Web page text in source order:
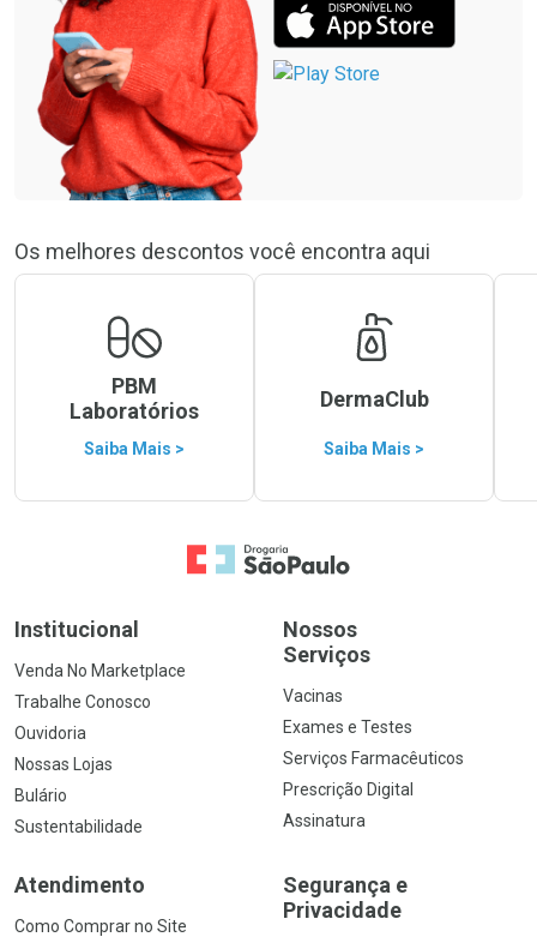
Os melhores descontos você encontra aqui
PBM
Laboratórios
Saiba Mais >
DermaClub
Saiba Mais >
Ir para a Home
Institucional
Venda No Marketplace
Trabalhe Conosco
Ouvidoria
Nossas Lojas
Bulário
Sustentabilidade
Nossos
Serviços
Vacinas
Exames e Testes
Serviços Farmacêuticos
Prescrição Digital
Assinatura
Atendimento
Como Comprar no Site
Segurança e
Privacidade